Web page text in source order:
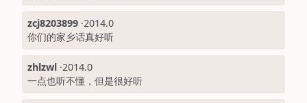
zcj8203899 ·2014.0
你们的家乡话真好听
zhlzwl ·2014.0
一点也听不懂，但是很好听